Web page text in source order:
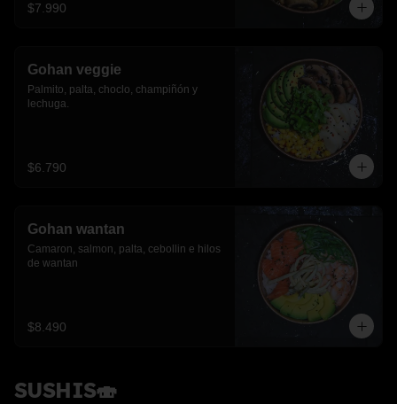
$7.990
Gohan veggie
Palmito, palta, choclo, champiñón y
lechuga.
$6.790
Gohan wantan
Camaron, salmon, palta, cebollin e hilos
de wantan
$8.490
SUSHIS🍣